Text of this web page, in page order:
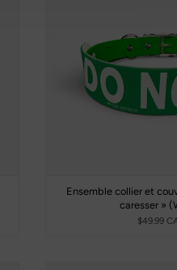
Ensemble collier et
caresser »
$49.99